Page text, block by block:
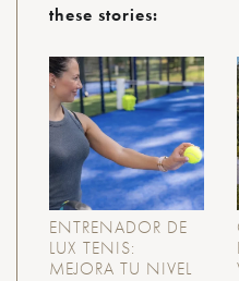
these stories:
ENTRENADOR DE
LUX TENIS:
MEJORA TU NIVEL